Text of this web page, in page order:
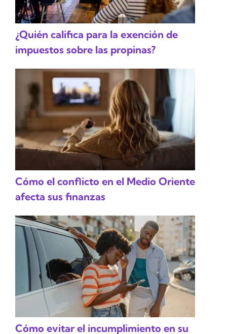
¿Quién califica para la exención de
impuestos sobre las propinas?
Cómo el conflicto en el Medio Oriente
afecta sus finanzas
Cómo evitar el incumplimiento en su